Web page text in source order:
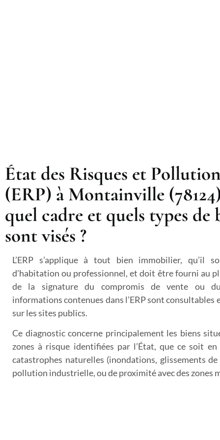
État des Risques et
(ERP) à Montainville
quel cadre et quels types de
sont visés ?
L’ERP s’applique à tout bien immobilier, qu’il
d’habitation ou professionnel, et doit être fourni au
de la signature du compromis de vente ou
informations contenues dans l’ERP sont consultables
sur les sites publics.
Ce diagnostic concerne principalement les biens
zones à risque identifiées par l’État, que ce soit
catastrophes naturelles (inondations, glissements
pollution industrielle, ou de proximité avec des zones